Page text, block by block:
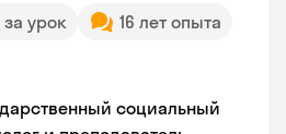
за урок
16 лет опыта
социальный